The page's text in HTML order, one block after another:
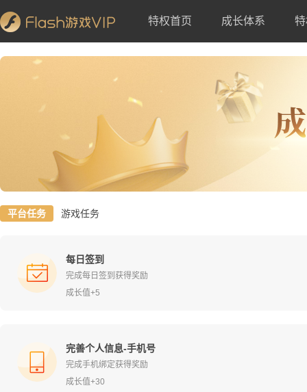
特权首页 成长体系
平台任务 游戏任务
每日签到
完成每日签到获得奖励
成长值+5
完善个人信息-手机号
完成手机绑定获得奖励
成长值+30